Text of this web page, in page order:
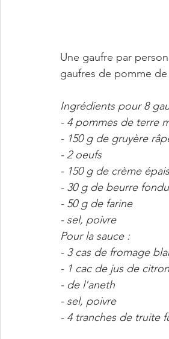
Une gaufre par
gaufres de pomme
Ingrédients pour 8
- 4 pommes de terre
- 150 g de gruyère
- 2 oeufs
- 150 g de crème
- 30 g de beurre fondu
- 50 g de farine
- sel, poivre
Pour la sauce :
- 3 cas de fromage
- 1 cac de jus de citron
- de l'aneth
- sel, poivre
- 4 tranches de truite